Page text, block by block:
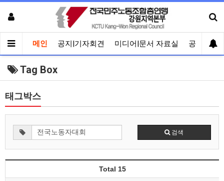
메인 공지|기자회견 미디어|문서 자료실 공유게시
Tag Box
태그박스
검색
Total 15